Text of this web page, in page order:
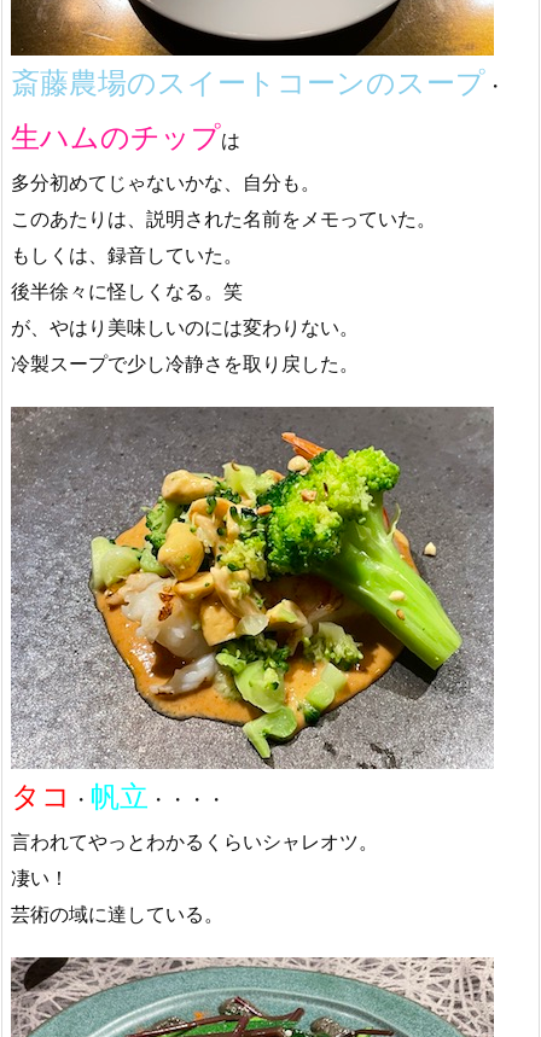
斎藤農場のスイートコーンのスープ ・
生ハムのチップは
多分初めてじゃないかな、自分も。
このあたりは、説明された名前をメモっていた。
もしくは、録音していた。
後半徐々に怪しくなる。笑
が、やはり美味しいのには変わりない。
冷製スープで少し冷静さを取り戻した。
タコ ・ 帆立 ・・・・
言われてやっとわかるくらいシャレオツ。
凄い！
芸術の域に達している。